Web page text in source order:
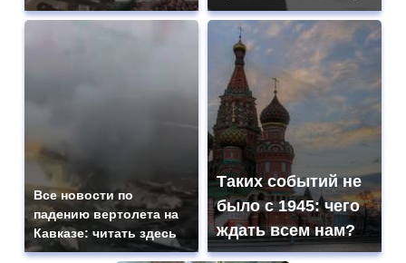
Все новости по
падению вертолета на
Кавказе: читать здесь
Таких событий не
было с 1945: чего
ждать всем нам?